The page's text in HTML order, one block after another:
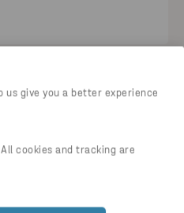
us give you a better experience
cookies and tracking are